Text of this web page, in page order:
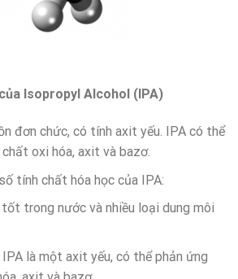
Isopropyl Alcohol (IPA)
đơn chức, có tính axit yếu. IPA có thể
oxi hóa, axit và bazơ.
tính chất hóa học của IPA:
trong nước và nhiều loại dung môi
là một axit yếu, có thể phản ứng